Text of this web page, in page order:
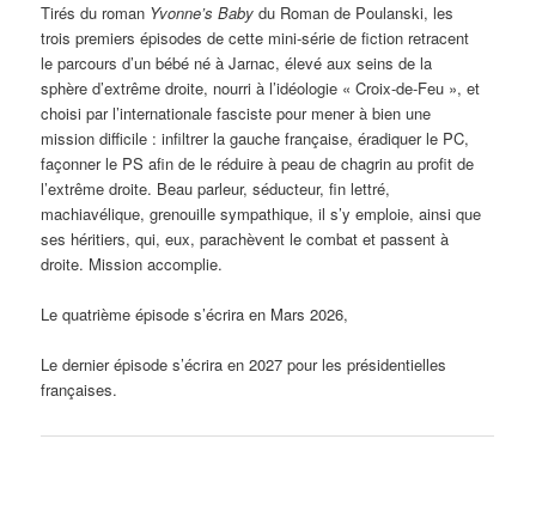
Tirés du roman Yvonne’s Baby du Roman de Poulanski, les
trois premiers épisodes de cette mini-série de fiction retracent
le parcours d’un bébé né à Jarnac, élevé aux seins de la
sphère d’extrême droite, nourri à l’idéologie « Croix-de-Feu », et
choisi par l’internationale fasciste pour mener à bien une
mission difficile : infiltrer la gauche française, éradiquer le PC,
façonner le PS afin de le réduire à peau de chagrin au profit de
l’extrême droite. Beau parleur, séducteur, fin lettré,
machiavélique, grenouille sympathique, il s’y emploie, ainsi que
ses héritiers, qui, eux, parachèvent le combat et passent à
droite. Mission accomplie.
Le quatrième épisode s’écrira en Mars 2026,
Le dernier épisode s’écrira en 2027 pour les présidentielles
françaises.